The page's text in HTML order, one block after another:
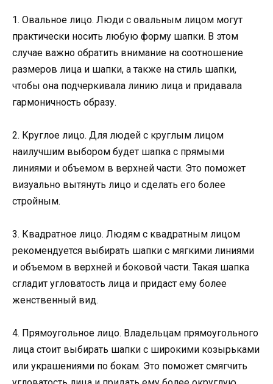
1. Овальное лицо. Люди с овальным лицом могут
практически носить любую форму шапки. В этом
случае важно обратить внимание на соотношение
размеров лица и шапки, а также на стиль шапки,
чтобы она подчеркивала линию лица и придавала
гармоничность образу.
2. Круглое лицо. Для людей с круглым лицом
наилучшим выбором будет шапка с прямыми
линиями и объемом в верхней части. Это поможет
визуально вытянуть лицо и сделать его более
стройным.
3. Квадратное лицо. Людям с квадратным лицом
рекомендуется выбирать шапки с мягкими линиями
и объемом в верхней и боковой части. Такая шапка
сгладит угловатость лица и придаст ему более
женственный вид.
4. Прямоугольное лицо. Владельцам прямоугольного
лица стоит выбирать шапки с широкими козырьками
или украшениями по бокам. Это поможет смягчить